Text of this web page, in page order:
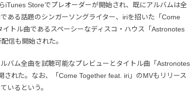
iTunes Storeでプレオーダーが開始され、既にアルバムは全
ある話題のシンガーソングライター、iriを招いた「Come
トル曲であるスペーシーなディスコ・ハウス「Astronotes
信も開始された。
バム全曲を試聴可能なプレビューとタイトル曲「Astronotes
された。なお、「Come Together feat. iri」のMVもリリース
いるという。